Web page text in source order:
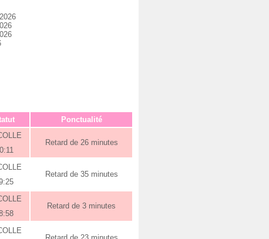
Ponctualité
Retard de 26 minutes
Retard de 35 minutes
Retard de 3 minutes